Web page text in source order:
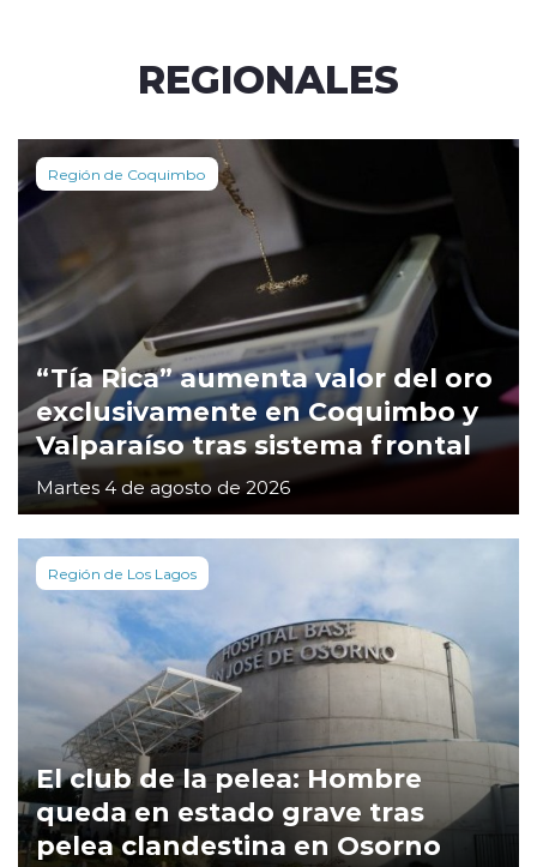
REGIONALES
Región de Coquimbo
“Tía Rica” aumenta valor del oro
exclusivamente en Coquimbo y
Valparaíso tras sistema frontal
Martes 4 de agosto de 2026
Región de Los Lagos
El club de la pelea: Hombre
queda en estado grave tras
pelea clandestina en Osorno